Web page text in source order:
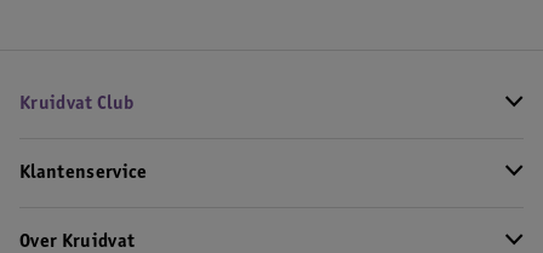
Kruidvat Club
Klantenservice
Over Kruidvat